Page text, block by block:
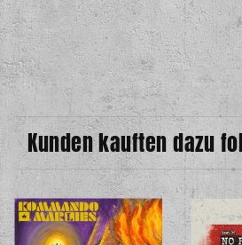
Kunden kauften dazu